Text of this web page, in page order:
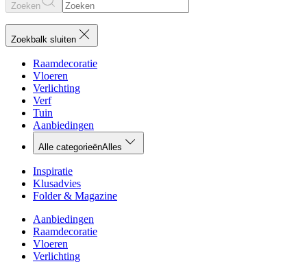
Zoeken
Zoekbalk sluiten
Raamdecoratie
Vloeren
Verlichting
Verf
Tuin
Aanbiedingen
Alle categorieënAlles
Inspiratie
Klusadvies
Folder & Magazine
Aanbiedingen
Raamdecoratie
Vloeren
Verlichting